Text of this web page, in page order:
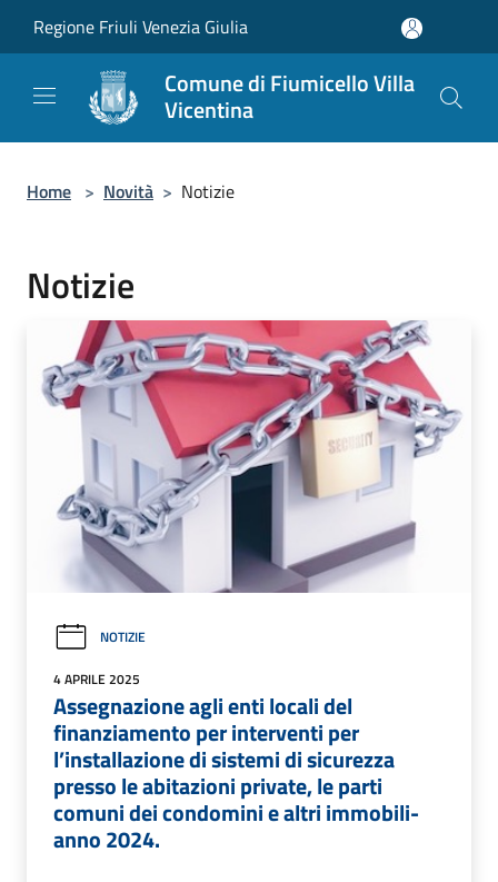
Regione Friuli Venezia Giulia
Comune di Fiumicello Villa
Vicentina
Home > Novità > Notizie
Notizie
NOTIZIE
4 APRILE 2025
Assegnazione agli enti locali del
finanziamento per interventi per
l’installazione di sistemi di sicurezza
presso le abitazioni private, le parti
comuni dei condomini e altri immobili-
anno 2024.